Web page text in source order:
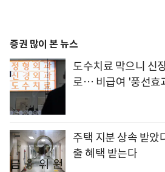
증권 많이 본 뉴스
도수치료 막으니 신
로… 비급여 '풍선효
주택 지분 상속 받았
출 혜택 받는다